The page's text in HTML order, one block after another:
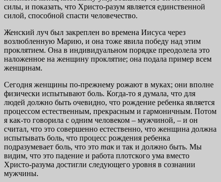
силы, и показать, что Христо-разум является единственной
силой, способной спасти человечество.
Женский луч был закреплен во времена Иисуса через
возлюбленную Марию, и она тоже явила победу над этим
проклятием. Она в индивидуальном порядке преодолела это
наложенное на женщину проклятие; она подала пример всем
женщинам.
Сегодня женщины по-прежнему рожают в муках; они вполне
физически испытывают боль. Когда-то я думала, что для
людей должно быть очевидно, что рождение ребенка является
процессом естественным, прекрасным и гармоничным. Потом
я как-то говорила с одним человеком – мужчиной, – и он
считал, что это совершенно естественно, что женщина должна
испытывать боль, что процесс рождения ребенка
подразумевает боль, что это таки так и должно быть. Мы
видим, что это падение и работа плотского ума вместо
Христо-разума достигли следующего уровня в сознании
мужчины.